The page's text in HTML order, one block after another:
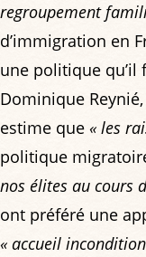
regroupement
d’immigration en
une politique qu’il
Dominique
estime que « les
politique
nos élites au cours
ont préféré une
« accueil